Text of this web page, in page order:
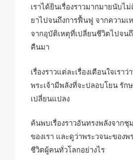
เราได้ยินเรื่องราวมากมายนับไ
ยาไปจนถึงการฟื้นฟู จากความเ
จากอุบัติเหตุที่เปลี่ยนชีวิตไปจน
คืนมา
เรื่องราวแต่ละเรื่องเตือนใจเรา
พระเจ้ามีพลังที่จะปลอบโยน รัก
เปลี่ยนแปลง
ค้นพบเรื่องราวอันทรงพลังจากชุ
ของเรา และดูว่าพระวจนะของพ
ชีวิตผู้คนทั่วโลกอย่างไร